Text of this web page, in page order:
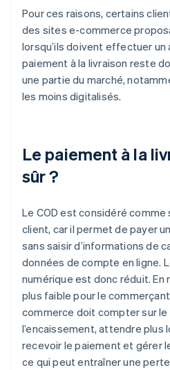
Pour ces raisons, certains
des sites e-commerce
lorsqu’ils doivent effectuer un
paiement à la livraison reste
une partie du marché,
les moins digitalisés.
Le paiement à la
sûr ?
Le COD est considéré comme
client, car il permet de payer
sans saisir d’informations de
données de compte en ligne.
numérique est donc réduit.
plus faible pour le
commerce doit compter sur le
l’encaissement, attendre plus
recevoir le paiement et gérer
ce qui peut entraîner une